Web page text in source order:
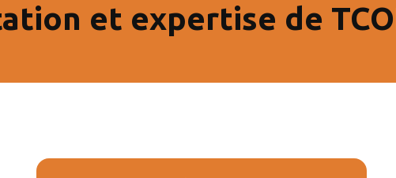
et expertise de